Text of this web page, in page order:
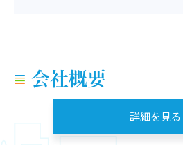
会社概要
詳細を見る